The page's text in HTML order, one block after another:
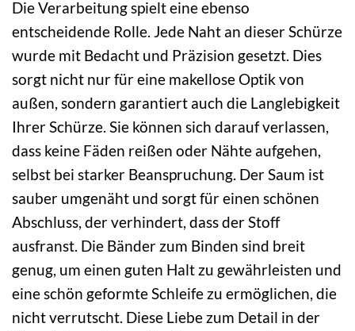
Die Verarbeitung spielt eine ebenso
entscheidende Rolle. Jede Naht an dieser Schürze
wurde mit Bedacht und Präzision gesetzt. Dies
sorgt nicht nur für eine makellose Optik von
außen, sondern garantiert auch die Langlebigkeit
Ihrer Schürze. Sie können sich darauf verlassen,
dass keine Fäden reißen oder Nähte aufgehen,
selbst bei starker Beanspruchung. Der Saum ist
sauber umgenäht und sorgt für einen schönen
Abschluss, der verhindert, dass der Stoff
ausfranst. Die Bänder zum Binden sind breit
genug, um einen guten Halt zu gewährleisten und
eine schön geformte Schleife zu ermöglichen, die
nicht verrutscht. Diese Liebe zum Detail in der